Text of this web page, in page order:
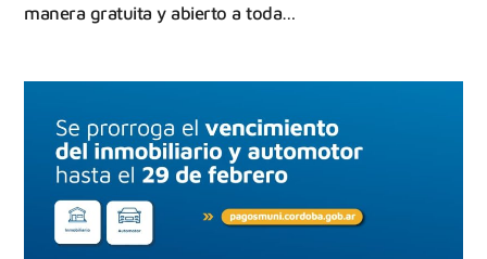
manera gratuita y abierto a toda…